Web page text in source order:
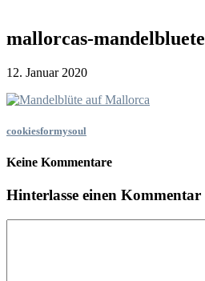
mallorcas-mandelbluete
12. Januar 2020
cookiesformysoul
Keine Kommentare
Hinterlasse einen Kommentar